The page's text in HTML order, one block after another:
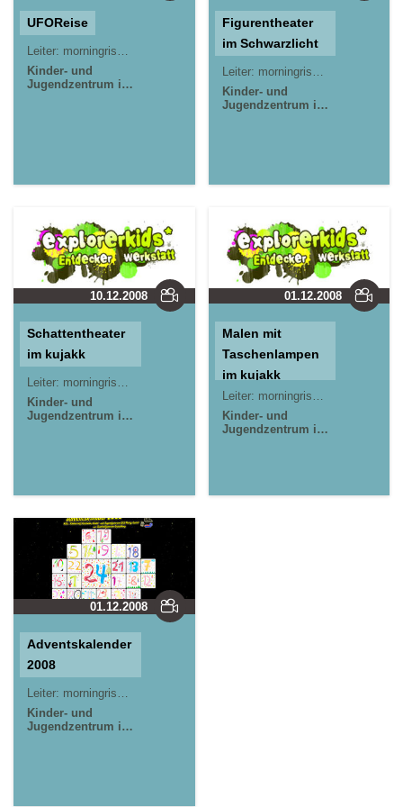
UFOReise
Leiter: morningrise* . jOrn
Kinder- und
Jugendzentrum in
Figurentheater
im Schwarzlicht
Leiter: morningrise* . jOrn
Kinder- und
Jugendzentrum in
10.12.2008
Schattentheater
im kujakk
Leiter: morningrise* . jOrn
Kinder- und
Jugendzentrum in
01.12.2008
Malen mit
Taschenlampen
im kujakk
Leiter: morningrise* . jOrn
Kinder- und
Jugendzentrum in
01.12.2008
Adventskalender
2008
Leiter: morningrise* . jOrn
Kinder- und
Jugendzentrum in